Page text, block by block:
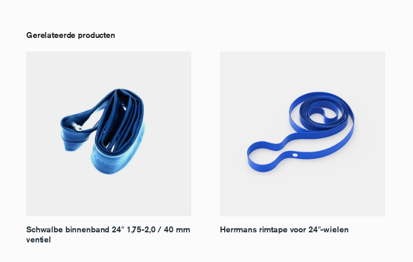
Gerelateerde producten
Schwalbe binnenband 24″ 1,75-2,0 / 40 mm
ventiel
Herrmans rimtape voor 24″-wielen